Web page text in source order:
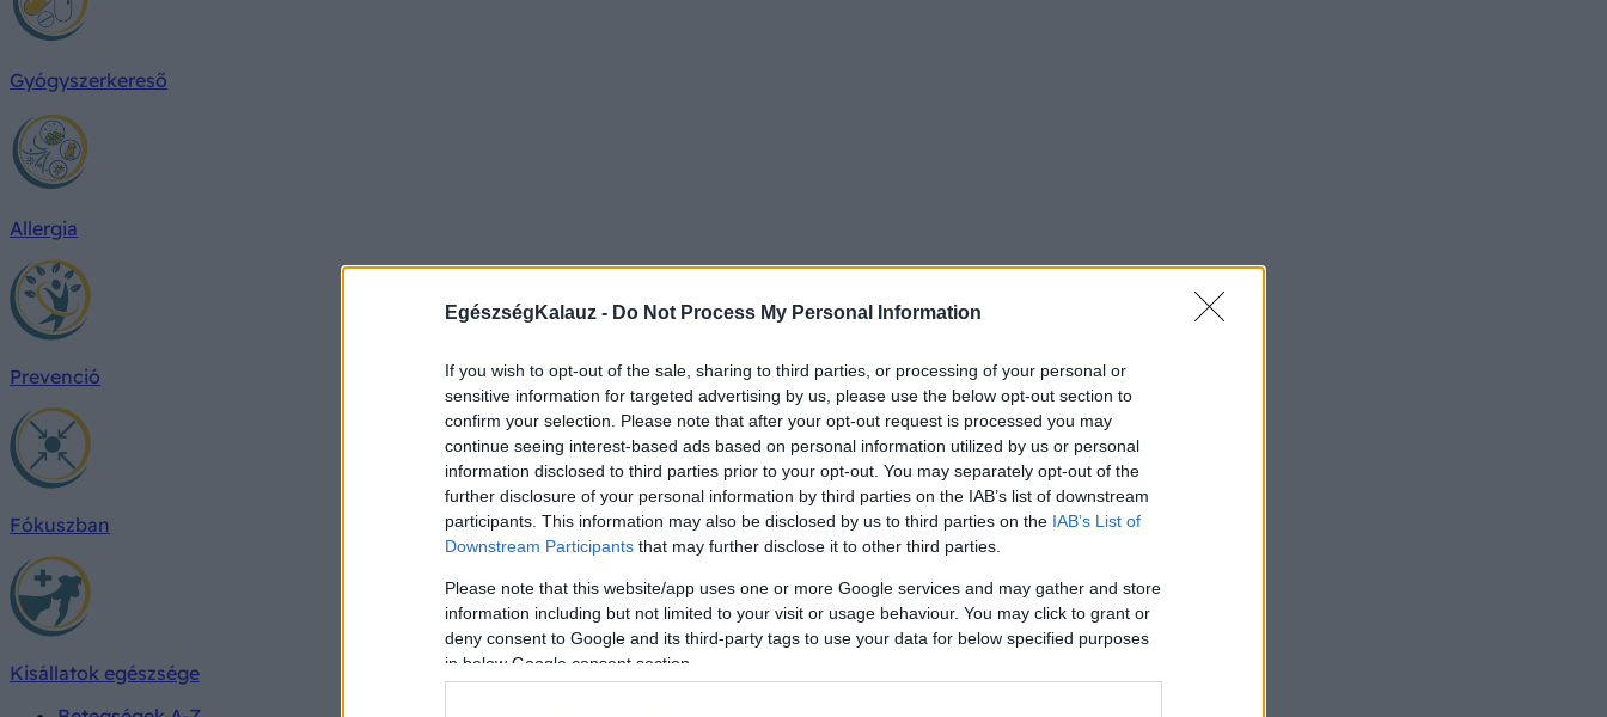
EgészségKalauz - Do Not Process My Personal Information
If you wish to opt-out of the sale, sharing to third parties, or processing of your personal or
sensitive information for targeted advertising by us, please use the below opt-out section to
confirm your selection. Please note that after your opt-out request is processed you may
continue seeing interest-based ads based on personal information utilized by us or personal
information disclosed to third parties prior to your opt-out. You may separately opt-out of the
further disclosure of your personal information by third parties on the IAB’s list of downstream
participants. This information may also be disclosed by us to third parties on the IAB’s List of
Downstream Participants that may further disclose it to other third parties.
Please note that this website/app uses one or more Google services and may gather and store
information including but not limited to your visit or usage behaviour. You may click to grant or
deny consent to Google and its third-party tags to use your data for below specified purposes
in below Google consent section.
Gyógyszerkereső
Allergia
Prevenció
Fókuszban
Kisállatok egészsége